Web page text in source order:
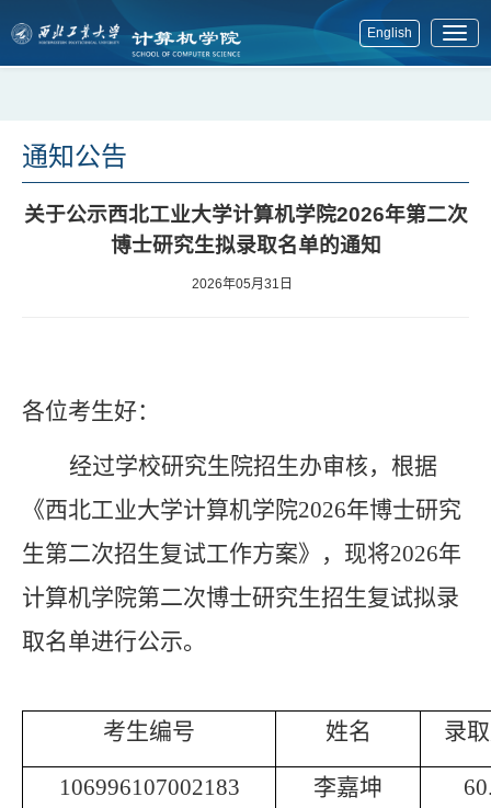
English
展
通知公告
关于公示西北工业大学计算机学院2026年第二次
博士研究生拟录取名单的通知
2026年05月31日
各位考生好：
经过学校研究生院招生办审核，根据
《西北工业大学计算机学院2026年博士研究
生第二次招生复试工作方案》，现将2026年
计算机学院第二次博士研究生招生复试拟录
取名单进行公示。
考生编号 姓名 录
106996107002183 李嘉坤